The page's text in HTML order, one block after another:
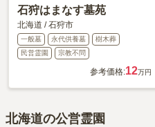
最寄り駅から少し距離がある
から無料バスもありますが、本
で、自家用車で行きます。
設備・環境 3.0
で、事前準備が必要です。
石狩はまなす墓苑
北海道 /石狩市
一般墓 永代供養墓
樹木葬
民営霊園
宗教不問
参考価格:12万円
北海道の公営霊園